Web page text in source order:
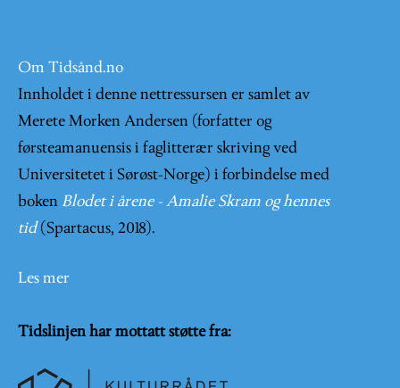
Om Tidsånd.no
Innholdet i denne nettressursen er samlet av
Merete Morken Andersen (forfatter og
førsteamanuensis i faglitterær skriving ved
Universitetet i Sørøst-Norge) i forbindelse med
boken Blodet i årene - Amalie Skram og hennes
tid (Spartacus, 2018).
Les mer
Tidslinjen har mottatt støtte fra: